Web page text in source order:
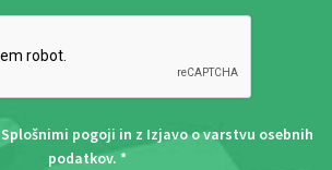
Splošnimi pogoji in z Izjavo o varstvu osebnih
podatkov. *